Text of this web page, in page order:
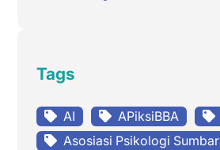
Tags
AI APiksiBBA
Asosiasi Psikologi Sumbar